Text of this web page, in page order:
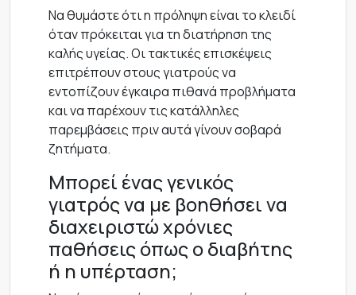
Να θυμάστε ότι η πρόληψη είναι το κλειδί
όταν πρόκειται για τη διατήρηση της
καλής υγείας. Οι τακτικές επισκέψεις
επιτρέπουν στους γιατρούς να
εντοπίζουν έγκαιρα πιθανά προβλήματα
και να παρέχουν τις κατάλληλες
παρεμβάσεις πριν αυτά γίνουν σοβαρά
ζητήματα.
Μπορεί ένας γενικός
γιατρός να με βοηθήσει να
διαχειριστώ χρόνιες
παθήσεις όπως ο διαβήτης
ή η υπέρταση;